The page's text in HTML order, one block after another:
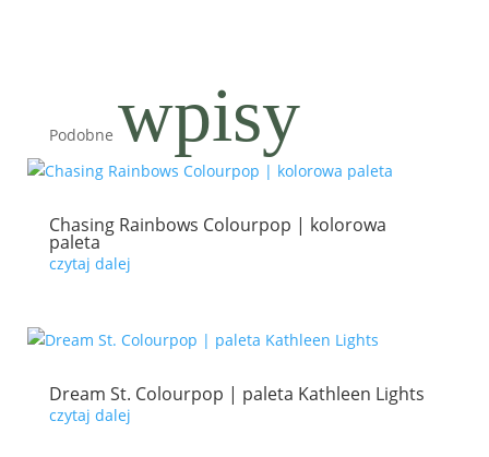
Podobne wpisy
Chasing Rainbows Colourpop | kolorowa
paleta
czytaj dalej
Dream St. Colourpop | paleta Kathleen Lights
czytaj dalej